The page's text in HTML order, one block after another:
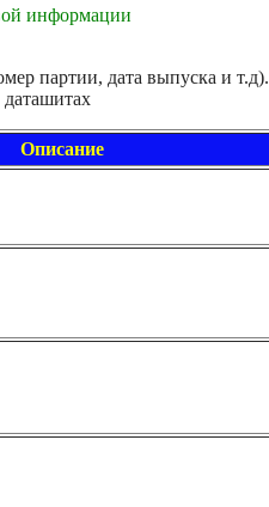
информации
партии, дата выпуска и т.д).
Описание